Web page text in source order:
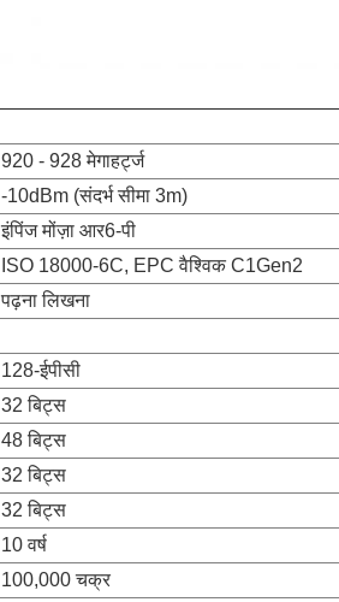
920 - 928 मेगाहर्ट्ज
-10dBm (संदर्भ सीमा 3m)
इंपिंज मोंज़ा आर6-पी
ISO 18000-6C, EPC वैश्विक C1Gen2
पढ़ना लिखना
128-ईपीसी
32 बिट्स
48 बिट्स
32 बिट्स
32 बिट्स
10 वर्ष
100,000 चक्र